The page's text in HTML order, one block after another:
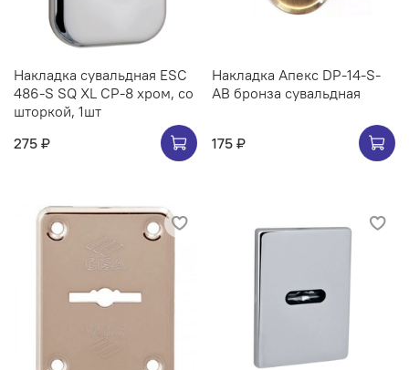
Накладка сувальдная ESC
486-S SQ XL CP-8 хром, со
шторкой, 1шт
275 ₽
Накладка Апекс DP-14-S-
AB бронза сувальдная
175 ₽